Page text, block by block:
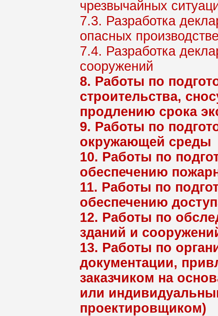
чрезвычайных
7.3. Разработка
опасных
7.4. Разработка
сооружений
8. Работы по
строительства,
продлению срока
9. Работы по
окружающей среды
10. Работы по
обеспечению
11. Работы по
обеспечению
12. Работы по
зданий и
13. Работы по
документации,
заказчиком на
или
проектировщиком)